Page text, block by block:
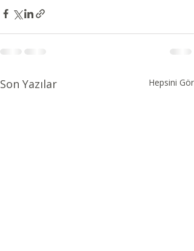
Son Yazılar Hepsini Gör